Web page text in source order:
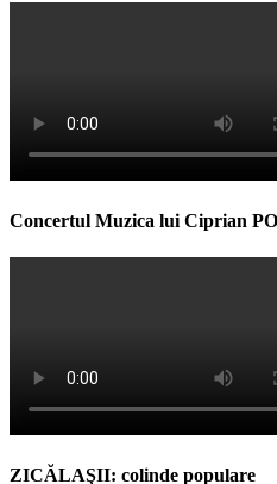
Concertul Muzica lui Ciprian
ZICĂLAŞII: colinde populare